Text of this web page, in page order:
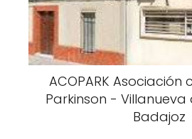
ACOPARK
Parkinson - Villanueva
Badajoz